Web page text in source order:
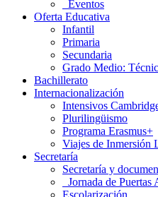
Eventos
Oferta Educativa
Infantil
Primaria
Secundaria
Grado Medio:
Bachillerato
Internacionalización
Intensivos
Plurilingüismo
Programa Erasmus+
Viajes de Inmersión
Secretaría
Secretaría y
Jornada de Puertas
Escolarización